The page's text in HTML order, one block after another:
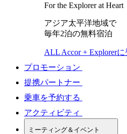
For the Explorer at Heart
アジア太平洋地域で
毎年2泊の無料宿泊
ALL Accor + Explorer
プロモーション
提携パートナー
乗車を予約する
アクティビティ
ミーティング＆イベント